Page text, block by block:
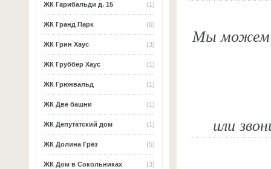
(1)
ЖК Гарибальди д. 15
(6)
ЖК Гранд Парк
(3)
ЖК Грин Хаус
(1)
ЖК Груббер Хаус
(1)
ЖК Грюнвальд
(1)
ЖК Две башни
(1)
ЖК Депутатский дом
(5)
ЖК Долина Грёз
(3)
ЖК Дом в Сокольниках
Мы можем
или